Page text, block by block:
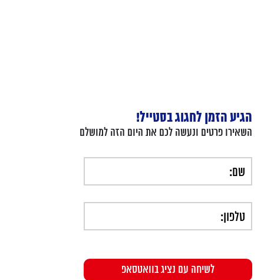
הגיע הזמן לחגוג בסטייל!
השאירו פרטים ונעשה לכם את היום הזה למושלם